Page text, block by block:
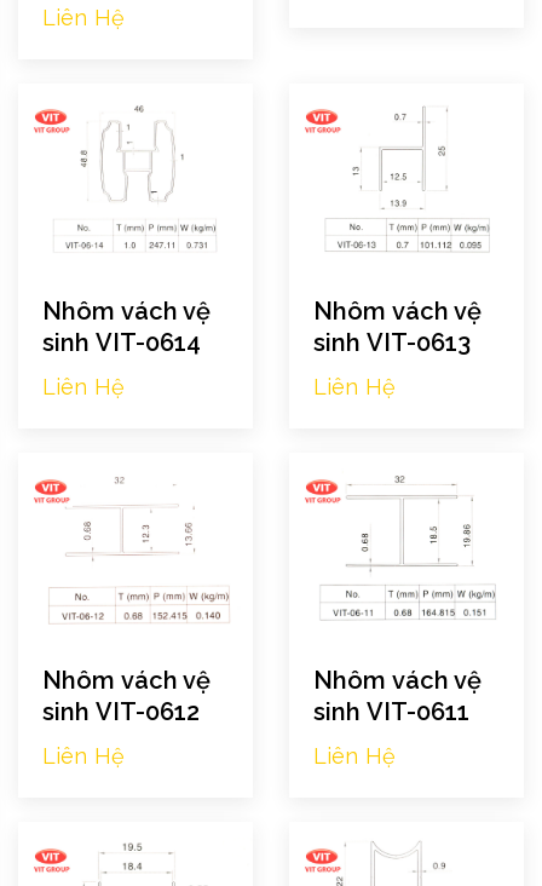
Liên Hệ
Nhôm vách vệ
sinh VIT-0614
Liên Hệ
Nhôm vách vệ
sinh VIT-0613
Liên Hệ
Nhôm vách vệ
sinh VIT-0612
Liên Hệ
Nhôm vách vệ
sinh VIT-0611
Liên Hệ